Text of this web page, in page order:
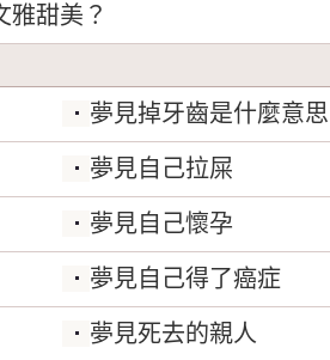
雅甜美？
夢見掉牙齒是什麼意
夢見自己拉屎
夢見自己懷孕
夢見自己得了癌症
夢見死去的親人